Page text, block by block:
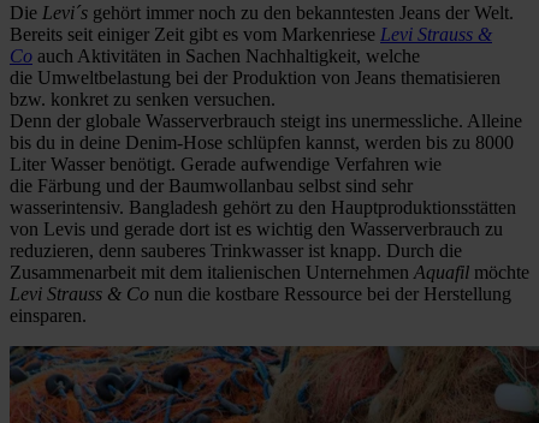
Die Levi´s gehört immer noch zu den bekanntesten Jeans der Welt.
Bereits seit einiger Zeit gibt es vom Markenriese Levi Strauss &
Co auch Aktivitäten in Sachen Nachhaltigkeit, welche
die Umweltbelastung bei der Produktion von Jeans thematisieren
bzw. konkret zu senken versuchen.
Denn der globale Wasserverbrauch steigt ins unermessliche. Alleine
bis du in deine Denim-Hose schlüpfen kannst, werden bis zu 8000
Liter Wasser benötigt. Gerade aufwendige Verfahren wie
die Färbung und der Baumwollanbau selbst sind sehr
wasserintensiv. Bangladesh gehört zu den Hauptproduktionsstätten
von Levis und gerade dort ist es wichtig den Wasserverbrauch zu
reduzieren, denn sauberes Trinkwasser ist knapp. Durch die
Zusammenarbeit mit dem italienischen Unternehmen Aquafil möchte
Levi Strauss & Co nun die kostbare Ressource bei der Herstellung
einsparen.